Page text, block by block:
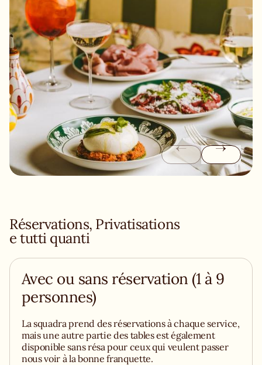
Réservations, Privatisations
e tutti quanti
Avec ou sans réservation (1 à 9
personnes)
La squadra prend des réservations à chaque service,
mais une autre partie des tables est également
disponible sans résa pour ceux qui veulent passer
nous voir à la bonne franquette.